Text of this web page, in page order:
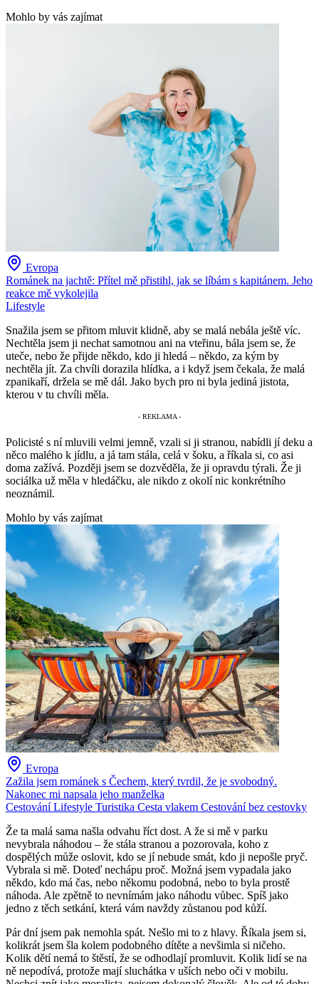
Mohlo by vás zajímat
Evropa
Románek na jachtě: Přítel mě přistihl, jak se líbám s kapitánem. Jeho
reakce mě vykolejila
Lifestyle
Snažila jsem se přitom mluvit klidně, aby se malá nebála ještě víc.
Nechtěla jsem ji nechat samotnou ani na vteřinu, bála jsem se, že
uteče, nebo že přijde někdo, kdo ji hledá – někdo, za kým by
nechtěla jít. Za chvíli dorazila hlídka, a i když jsem čekala, že malá
zpanikaří, držela se mě dál. Jako bych pro ni byla jediná jistota,
kterou v tu chvíli měla.
Policisté s ní mluvili velmi jemně, vzali si ji stranou, nabídli jí deku a
něco malého k jídlu, a já tam stála, celá v šoku, a říkala si, co asi
doma zažívá. Později jsem se dozvěděla, že ji opravdu týrali. Že ji
sociálka už měla v hledáčku, ale nikdo z okolí nic konkrétního
neoznámil.
Mohlo by vás zajímat
Evropa
Zažila jsem románek s Čechem, který tvrdil, že je svobodný.
Nakonec mi napsala jeho manželka
CestováníLifestyle Turistika Cesta vlakem Cestování bez cestovky
Že ta malá sama našla odvahu říct dost. A že si mě v parku
nevybrala náhodou – že stála stranou a pozorovala, koho z
dospělých může oslovit, kdo se jí nebude smát, kdo ji nepošle pryč.
Vybrala si mě. Doteď nechápu proč. Možná jsem vypadala jako
někdo, kdo má čas, nebo někomu podobná, nebo to byla prostě
náhoda. Ale zpětně to nevnímám jako náhodu vůbec. Spíš jako
jedno z těch setkání, která vám navždy zůstanou pod kůží.
Pár dní jsem pak nemohla spát. Nešlo mi to z hlavy. Říkala jsem si,
kolikrát jsem šla kolem podobného dítěte a nevšimla si ničeho.
Kolik dětí nemá to štěstí, že se odhodlají promluvit. Kolik lidí se na
ně nepodívá, protože mají sluchátka v uších nebo oči v mobilu.